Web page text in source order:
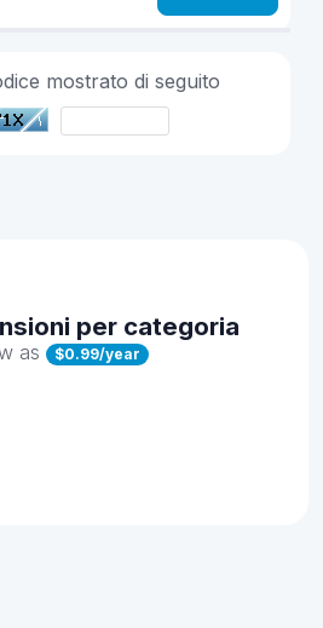
mostrato di seguito
per categoria
as $0.99/year